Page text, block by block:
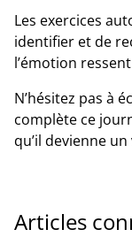
Les exercices
identifier et de
l’émotion
N’hésitez pas à
complète ce
qu’il devienne
Articles